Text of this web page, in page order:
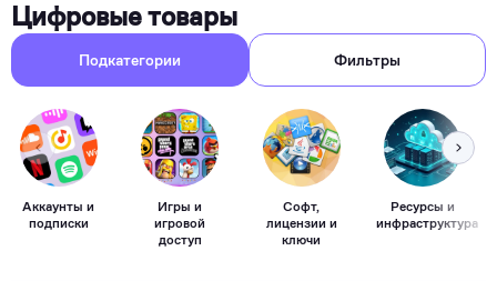
Цифровые товары
Подкатегории Фильтры
Аккаунты и
подписки
Игры и
игровой
доступ
Софт,
лицензии и
ключи
Ресурсы и
инфраструктура